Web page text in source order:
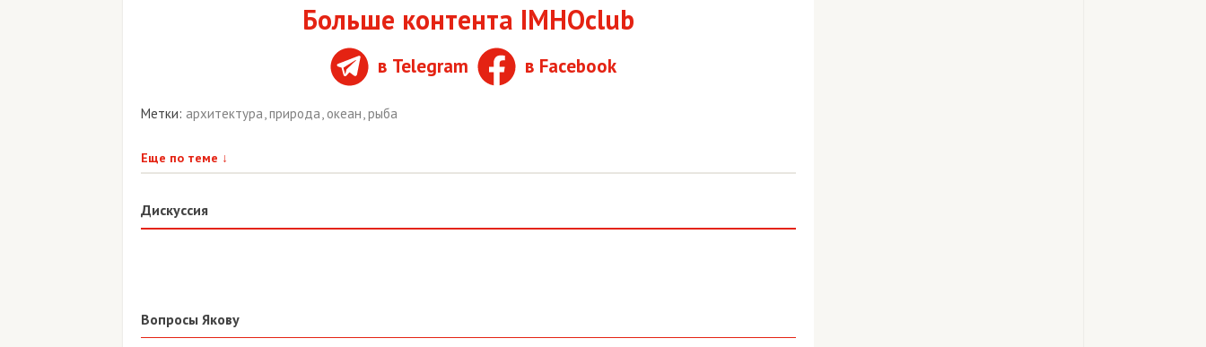
Больше контента IMHOclub
в Telegram в Facebook
Метки: архитектура,природа, океан,рыба
Еще по теме ↓
Дискуссия
Вопросы Якову